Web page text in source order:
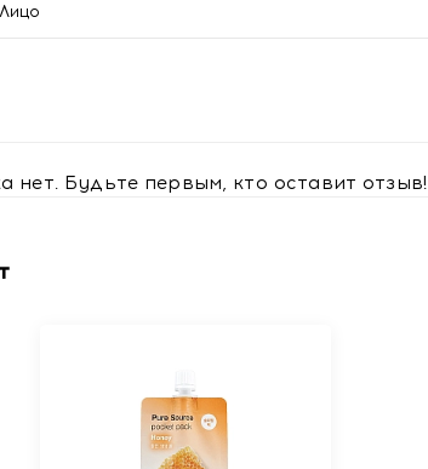
Лицо
нет. Будьте первым, кто оставит отзыв!